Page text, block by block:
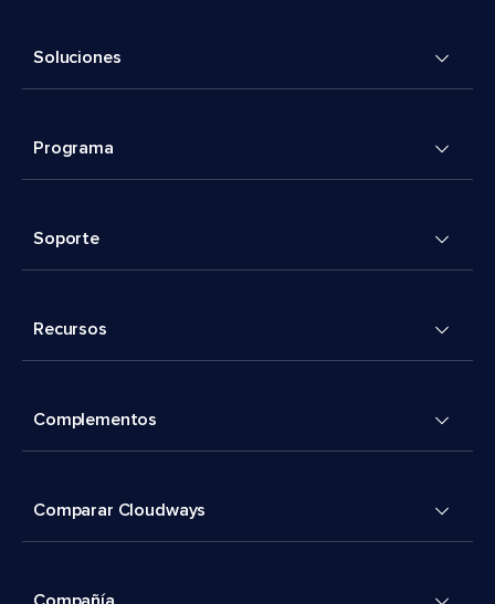
Soluciones
Programa
Soporte
Recursos
Complementos
Comparar Cloudways